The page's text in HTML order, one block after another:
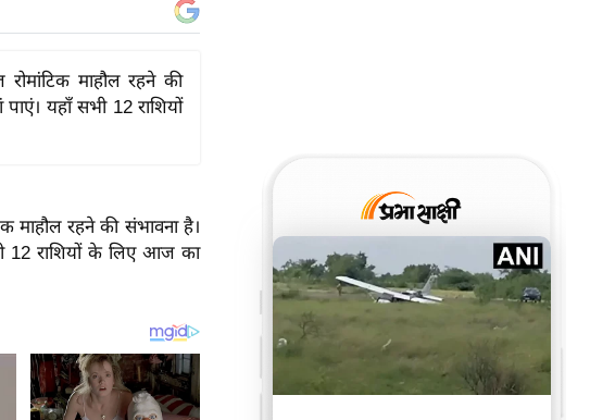
माहौल रहने की
यहाँ सभी 12 राशियों
माहौल रहने की संभावना है।
12 राशियों के लिए आज का